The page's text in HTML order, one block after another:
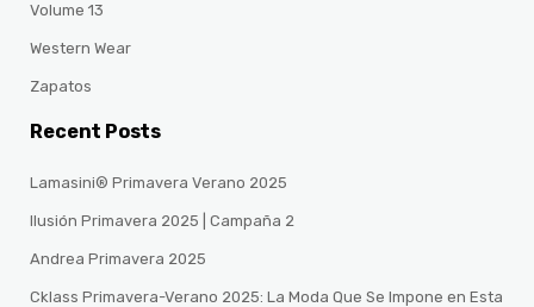
Volume 13
Western Wear
Zapatos
Recent Posts
Lamasini® Primavera Verano 2025
Ilusión Primavera 2025 | Campaña 2
Andrea Primavera 2025
Cklass Primavera-Verano 2025: La Moda Que Se Impone en Esta